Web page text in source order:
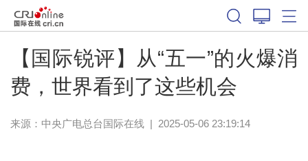
【国际锐评】从“五一”的火爆消
费，世界看到了这些机会
来源：中央广电总台国际在线| 2025-05-06 23:19:14